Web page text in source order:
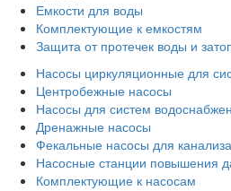
Емкости для воды
Комплектующие к емкостям
Защита от протечек воды и
Насосы циркуляционные для
Центробежные насосы
Насосы для систем
Дренажные насосы
Фекальные насосы для
Насосные станции повышения
Комплектующие к насосам